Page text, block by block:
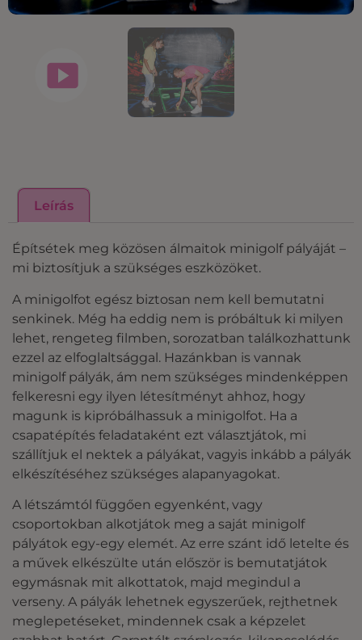
Leírás
Építsétek meg közösen álmaitok minigolf pályáját –
mi biztosítjuk a szükséges eszközöket.
A minigolfot egész biztosan nem kell bemutatni
senkinek. Még ha eddig nem is próbáltuk ki milyen
lehet, rengeteg filmben, sorozatban találkozhattunk
ezzel az elfoglaltsággal. Hazánkban is vannak
minigolf pályák, ám nem szükséges mindenképpen
felkeresni egy ilyen létesítményt ahhoz, hogy
magunk is kipróbálhassuk a minigolfot. Ha a
csapatépítés feladataként ezt választjátok, mi
szállítjuk el nektek a pályákat, vagyis inkább a pályák
elkészítéséhez szükséges alapanyagokat.
A létszámtól függően egyenként, vagy
csoportokban alkotjátok meg a saját minigolf
pályátok egy-egy elemét. Az erre szánt idő letelte és
a művek elkészülte után először is bemutatjátok
egymásnak mit alkottatok, majd megindul a
verseny. A pályák lehetnek egyszerűek, rejthetnek
meglepetéseket, mindennek csak a képzelet